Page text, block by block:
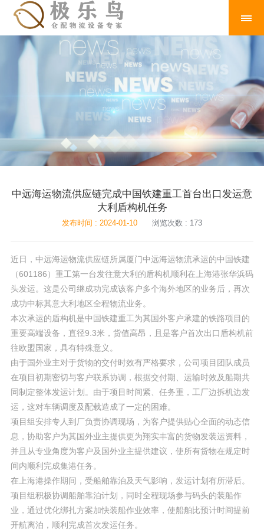
中远海运物流供应链完成中国铁建重工首台出口发运意
大利盾构机任务
发布时间 : 2024-01-10 浏览次数 : 173
近日，中远海运物流供应链所属厦门中远海运物流承运的中国铁建
（601186）重工第一台发往意大利的盾构机顺利在上海港张华浜码
头发运。这是公司继成功完成该客户多个海外地区的业务后，再次
成功中标其意大利地区全程物流业务。
本次承运的盾构机是中国铁建重工为其国外客户承建的铁路项目的
重要高端设备，直径9.3米，货值高昂，且是客户首次出口盾构机前
往欧盟国家，具有特殊意义。
由于国外业主对于货物的交付时效有严格要求，公司项目团队成员
在项目初期密切与客户联系协调，根据交付期、运输时效及船期共
同制定整体发运计划。由于项目时间紧、任务重，工厂边拆机边发
运，这对车辆调度及配载造成了一定的困难。
项目组安排专人到厂负责协调现场，为客户提供贴心全面的动态信
息，协助客户为其国外业主提供更为翔实丰富的货物发装运资料，
并且从专业角度为客户及国外业主提供建议，使所有货物在规定时
间内顺利完成集港任务。
在上海港操作期间，受船舶靠泊及天气影响，发运计划有所滞后。
项目组积极协调船舶靠泊计划，同时全程现场参与码头的装船作
业，通过优化绑扎方案加快装船作业效率，使船舶比预计时间提前
开航离泊，顺利完成首次发运任务。